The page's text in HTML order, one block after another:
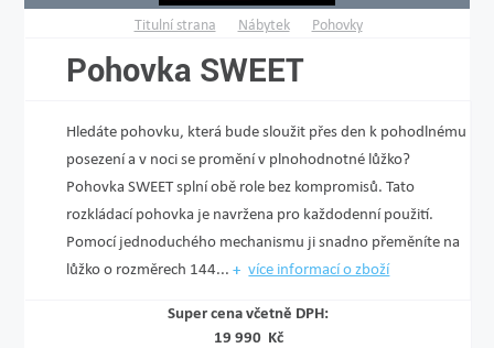
Titulní strana Nábytek Pohovky
Pohovka SWEET
Hledáte pohovku, která bude sloužit přes den k pohodlnému
posezení a v noci se promění v plnohodnotné lůžko?
Pohovka SWEET splní obě role bez kompromisů. Tato
rozkládací pohovka je navržena pro každodenní použití.
Pomocí jednoduchého mechanismu ji snadno přeměníte na
lůžko o rozměrech 144...
více informací o zboží
Super cena včetně DPH:
19 990 Kč